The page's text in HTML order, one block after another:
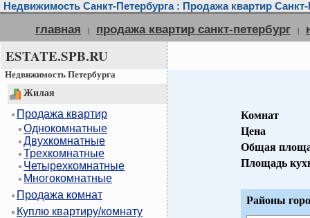
Недвижимость Санкт-Петербурга : Продажа квартир Санкт-
главная | продажа квартир санкт-петербург |
ESTATE.SPB.RU
Недвижимость Петербурга
Жилая
Продажа квартир
Однокомнатные
Двухкомнатные
Трехкомнатные
Четырехкомнатные
Многокомнатные
Продажа комнат
Куплю квартиру/комнату
Комнат
Цена
Общая
Площадь
Районы